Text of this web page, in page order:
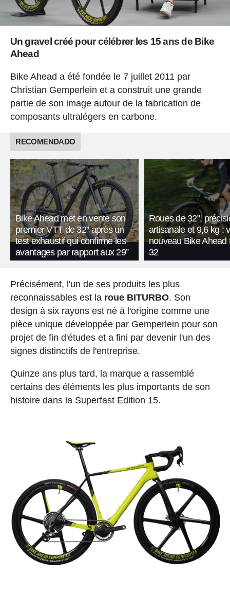
Un gravel créé pour célébrer les 15 ans de Bike
Ahead
Bike Ahead a été fondée le 7 juillet 2011 par
Christian Gemperlein et a construit une grande
partie de son image autour de la fabrication de
composants ultralégers en carbone.
RECOMENDADO
Bike Ahead met en vente son
premier VTT de 32” après un
test exhaustif qui confirme les
avantages par rapport aux 29”
Roues de 32",
artisanale et 9,6 kg :
nouveau Bike Ahead
32
Précisément, l'un de ses produits les plus
reconnaissables est la roue BITURBO. Son
design à six rayons est né à l'origine comme une
pièce unique développée par Gemperlein pour son
projet de fin d'études et a fini par devenir l'un des
signes distinctifs de l'entreprise.
Quinze ans plus tard, la marque a rassemblé
certains des éléments les plus importants de son
histoire dans la Superfast Edition 15.